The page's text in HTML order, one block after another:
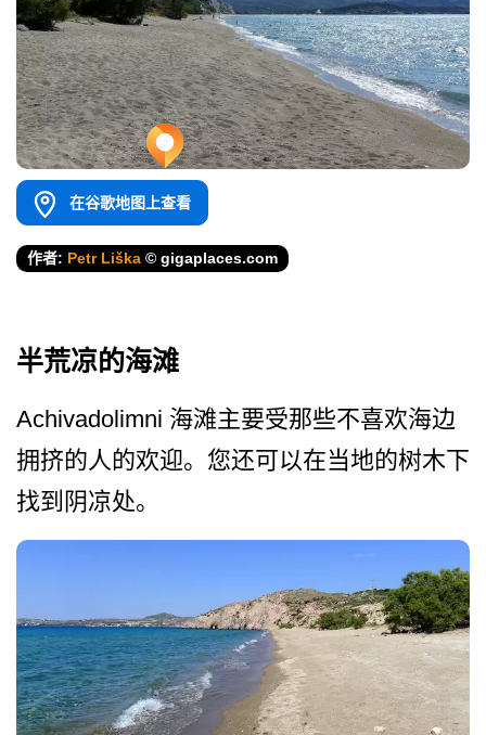
在谷歌地图上查看
作者: Petr Liška © gigaplaces.com
半荒凉的海滩
Achivadolimni 海滩主要受那些不喜欢海边
拥­挤的人的欢迎。您还可以在当地的树木下
找到阴凉处。